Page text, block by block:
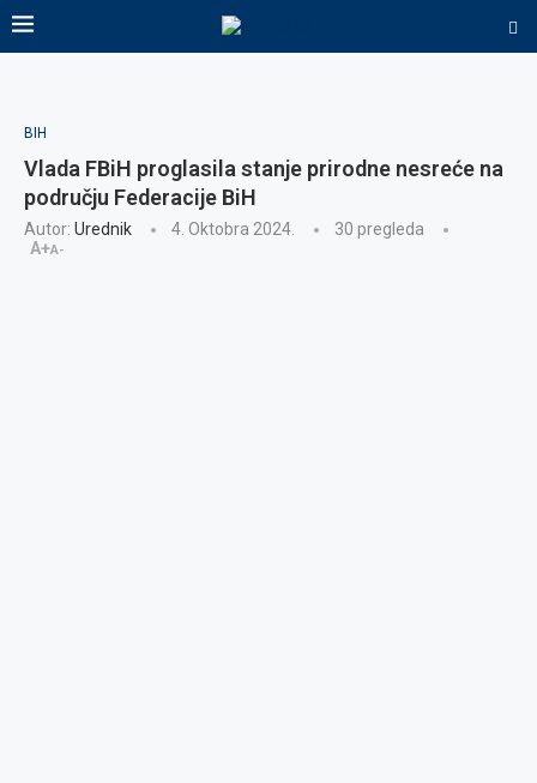
BIH
Vlada FBiH proglasila stanje prirodne nesreće na
području Federacije BiH
Autor: Urednik 4. Oktobra 2024. 30 pregleda
A+A-